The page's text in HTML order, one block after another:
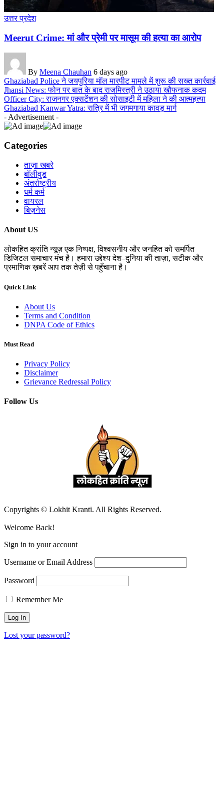
उत्तर प्रदेश
Meerut Crime: मां और प्रेमी पर मासूम की हत्या का आरोप
By Meena Chauhan 6 days ago
Ghaziabad Police ने जयपुरिया मॉल मारपीट मामले में शुरू की सख्त कार्रवाई
Jhansi News: फोन पर बात के बाद राजमिस्त्री ने उठाया खौफनाक कदम
Officer City: राजनगर एक्सटेंशन की सोसाइटी में महिला ने की आत्महत्या
Ghaziabad Kanwar Yatra: रात्रि में भी जगमगाया कावड़ मार्ग
- Advertisement -
Categories
ताज़ा खबरे
बॉलीवुड
अंतर्राष्ट्रीय
धर्म कर्म
वायरल
बिज़नेस
About US
लोकहित क्रांति न्यूज़ एक निष्पक्ष, विश्वसनीय और जनहित को समर्पित
डिजिटल समाचार मंच है। हमारा उद्देश्य देश–दुनिया की ताज़ा, सटीक और
प्रमाणिक ख़बरें आप तक तेज़ी से पहुँचाना है।
Quick Link
About Us
Terms and Condition
DNPA Code of Ethics
Must Read
Privacy Policy
Disclaimer
Grievance Redressal Policy
Follow Us
Copyrights © Lokhit Kranti. All Rights Reserved.
Welcome Back!
Sign in to your account
Username or Email Address
Password
Remember Me
Lost your password?